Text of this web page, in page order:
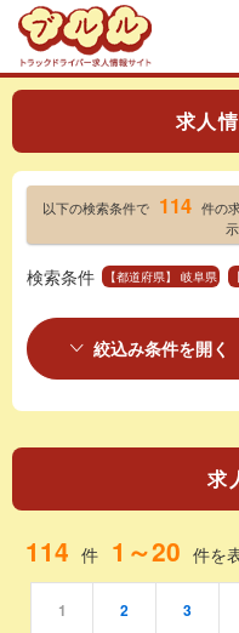
求人
以下の検索条件で 114 件の
検索条件 【都道府県】 岐阜県
絞込み条件を開く
求
114 件 1～20 件を
1 2 3